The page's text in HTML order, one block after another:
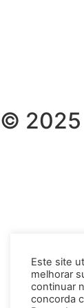
© 2025
Este site
melhorar
continuar
concorda